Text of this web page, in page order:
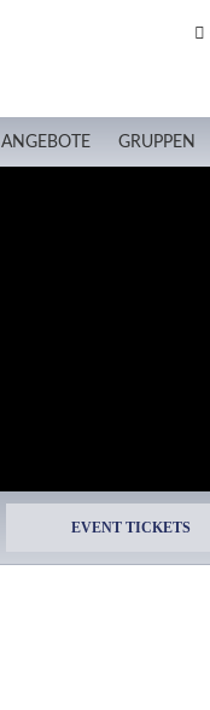
ANGEBOTE GRUPPEN
EVENT TICKETS